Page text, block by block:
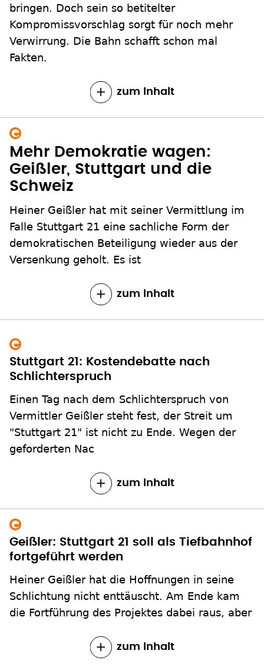
bringen. Doch sein so betitelter
Kompromissvorschlag sorgt für noch mehr
Verwirrung. Die Bahn schafft schon mal
Fakten.
zum Inhalt
Mehr Demokratie wagen:
Geißler, Stuttgart und die
Schweiz
Heiner Geißler hat mit seiner Vermittlung im
Falle Stuttgart 21 eine sachliche Form der
demokratischen Beteiligung wieder aus der
Versenkung geholt. Es ist
zum Inhalt
Stuttgart 21: Kostendebatte nach
Schlichterspruch
Einen Tag nach dem Schlichterspruch von
Vermittler Geißler steht fest, der Streit um
"Stuttgart 21" ist nicht zu Ende. Wegen der
geforderten Nac
zum Inhalt
Geißler: Stuttgart 21 soll als Tiefbahnhof
fortgeführt werden
Heiner Geißler hat die Hoffnungen in seine
Schlichtung nicht enttäuscht. Am Ende kam
die Fortführung des Projektes dabei raus, aber
zum Inhalt